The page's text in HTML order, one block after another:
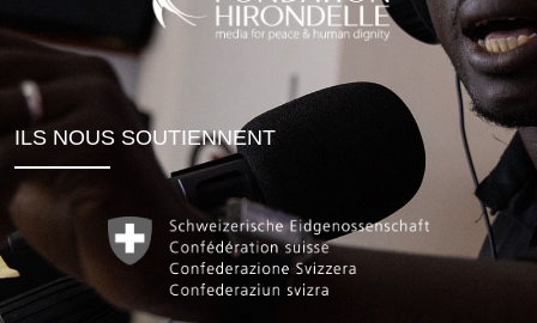
ILS NOUS SOUTIENNENT